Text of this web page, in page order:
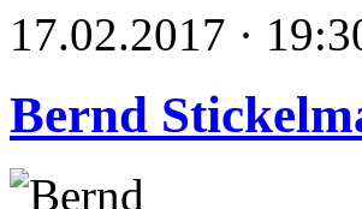
17.02.2017 ·
Bernd